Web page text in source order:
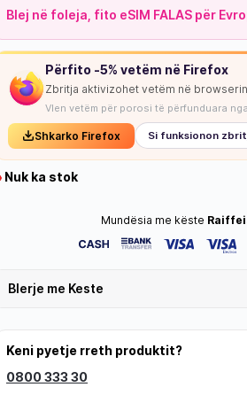
NUK KA
Blej në foleja, fito eSIM FALAS për
Përfito -5% vetëm në Firefox
Zbritja aktivizohet vetëm në
Vlen vetëm për porosi të përfunduara
Shkarko Firefox Si funksionon
Nuk ka stok
Mundësia me këste
Blerje me Keste
Keni pyetje rreth produktit?
0800 333 30